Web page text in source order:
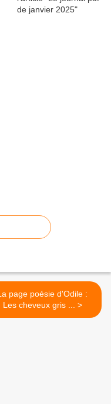
page poésie d'Odile :
Les cheveux gris ... >